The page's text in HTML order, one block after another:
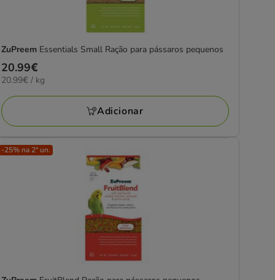
ZuPreem Essentials Small Ração para pássaros pequenos
Preço
20.99€
20.99€
20.99€
KG
20.99€ / kg
Adicionar
-25% na 2ª un.